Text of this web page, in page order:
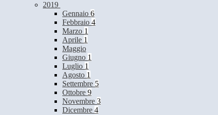
2019
Gennaio 6
Febbraio 4
Marzo 1
Aprile 1
Maggio
Giugno 1
Luglio 1
Agosto 1
Settembre 5
Ottobre 9
Novembre 3
Dicembre 4